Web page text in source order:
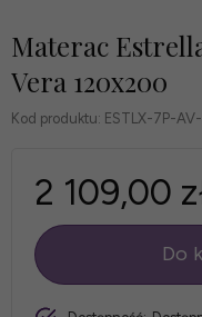
Materac
Vera 120x200
Kod produktu: ESTLX-7P-
2 109,00
szt.
Do